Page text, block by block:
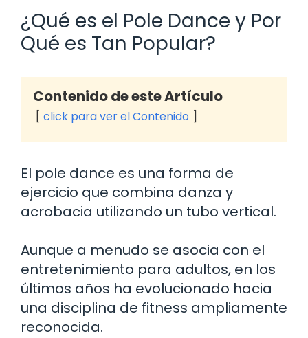
¿Qué es el Pole Dance y Por
Qué es Tan Popular?
Contenido de este Artículo
click para ver el Contenido
El pole dance es una forma de
ejercicio que combina danza y
acrobacia utilizando un tubo vertical.
Aunque a menudo se asocia con el
entretenimiento para adultos, en los
últimos años ha evolucionado hacia
una disciplina de fitness ampliamente
reconocida.